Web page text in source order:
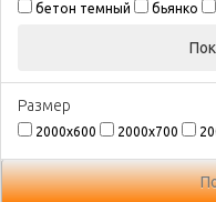
бетон темный бьянко
Размeр
2000х600 2000х700